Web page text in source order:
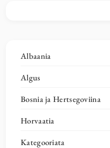
Albaania
Algus
Bosnia ja Hertsegoviina
Horvaatia
Kategooriata